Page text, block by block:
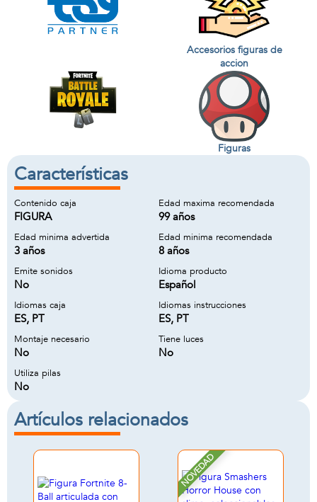
Accesorios figuras de
accion
Figuras
Características
Contenido caja
FIGURA
Edad maxima recomendada
99 años
Edad minima advertida
3 años
Edad minima recomendada
8 años
Emite sonidos
No
Idioma producto
Español
Idiomas caja
ES, PT
Idiomas instrucciones
ES, PT
Montaje necesario
No
Tiene luces
No
Utiliza pilas
No
Artículos relacionados
NOVEDAD